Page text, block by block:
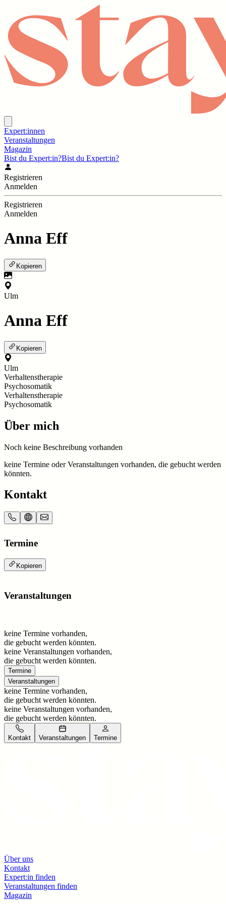
Expert:innen
Veranstaltungen
Magazin
Bist du Expert:in?Bist du Expert:in?
Registrieren
Anmelden
Registrieren
Anmelden
Anna Eff
Kopieren
Ulm
Anna Eff
Kopieren
Ulm
Verhaltenstherapie
Psychosomatik
Verhaltenstherapie
Psychosomatik
Über mich
Noch keine Beschreibung vorhanden
keine Termine oder Veranstaltungen vorhanden, die gebucht werden
könnten.
Kontakt
Termine
Kopieren
Veranstaltungen
keine Termine vorhanden,
die gebucht werden könnten.
keine Veranstaltungen vorhanden,
die gebucht werden könnten.
Termine
Veranstaltungen
keine Termine vorhanden,
die gebucht werden könnten.
keine Veranstaltungen vorhanden,
die gebucht werden könnten.
Kontakt Veranstaltungen Termine
Über uns
Kontakt
Expert:in finden
Veranstaltungen finden
Magazin